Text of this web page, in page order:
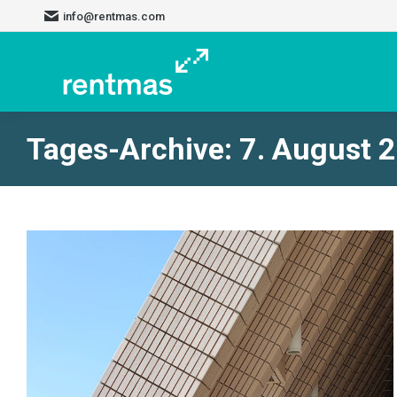
info@rentmas.com
Tages-Archive: 7. August